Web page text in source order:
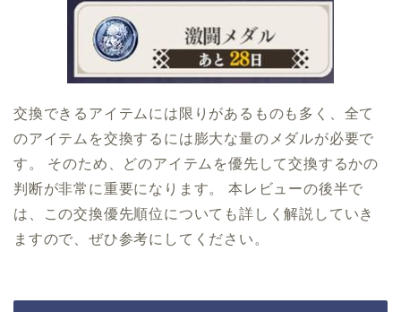
交換できるアイテムには限りがあるものも多く、全て
のアイテムを交換するには膨大な量のメダルが必要で
す。 そのため、どのアイテムを優先して交換するかの
判断が非常に重要になります。 本レビューの後半で
は、この交換優先順位についても詳しく解説していき
ますので、ぜひ参考にしてください。